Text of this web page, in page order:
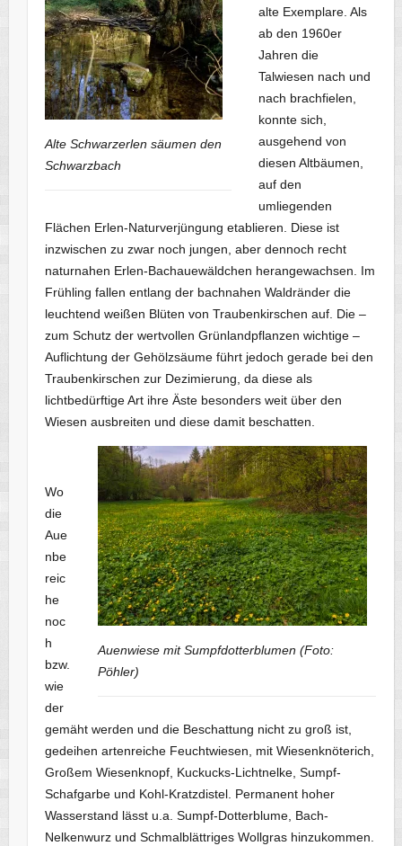
Alte Schwarzerlen säumen den
Schwarzbach
alte Exemplare. Als
ab den 1960er
Jahren die
Talwiesen nach und
nach brachfielen,
konnte sich,
ausgehend von
diesen Altbäumen,
auf den
umliegenden
Flächen Erlen-Naturverjüngung etablieren. Diese ist
inzwischen zu zwar noch jungen, aber dennoch recht
naturnahen Erlen-Bachauewäldchen herangewachsen. Im
Frühling fallen entlang der bachnahen Waldränder die
leuchtend weißen Blüten von Traubenkirschen auf. Die –
zum Schutz der wertvollen Grünlandpflanzen wichtige –
Auflichtung der Gehölzsäume führt jedoch gerade bei den
Traubenkirschen zur Dezimierung, da diese als
lichtbedürftige Art ihre Äste besonders weit über den
Wiesen ausbreiten und diese damit beschatten.
Auenwiese mit Sumpfdotterblumen (Foto:
Pöhler)
Wo
die
Aue
nbe
reic
he
noc
h
bzw.
wie
der
gemäht werden und die Beschattung nicht zu groß ist,
gedeihen artenreiche Feuchtwiesen, mit Wiesenknöterich,
Großem Wiesenknopf, Kuckucks-Lichtnelke, Sumpf-
Schafgarbe und Kohl-Kratzdistel. Permanent hoher
Wasserstand lässt u.a. Sumpf-Dotterblume, Bach-
Nelkenwurz und Schmalblättriges Wollgras hinzukommen.